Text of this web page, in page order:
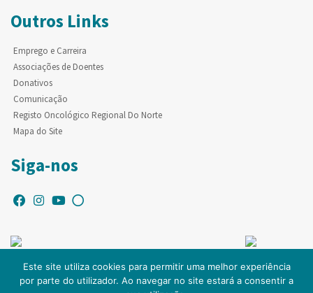
Outros Links
Emprego e Carreira
Associações de Doentes
Donativos
Comunicação
Registo Oncológico Regional Do Norte
Mapa do Site
Siga-nos
Este site utiliza cookies para permitir uma melhor experiência
por parte do utilizador. Ao navegar no site estará a consentir a